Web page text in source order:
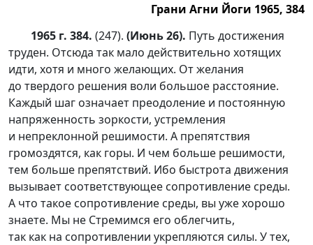
Грани Агни Йоги 1965, 384
1965 г. 384. (247). (Июнь 26). Путь достижения
труден. Отсюда так мало действительно хотящих
идти, хотя и много желающих. От желания
до твердого решения воли большое расстояние.
Каждый шаг означает преодоление и постоянную
напряженность зоркости, устремления
и непреклонной решимости. А препятствия
громоздятся, как горы. И чем больше решимости,
тем больше препятствий. Ибо быстрота движения
вызывает соответствующее сопротивление среды.
А что такое сопротивление среды, вы уже хорошо
знаете. Мы не Стремимся его облегчить,
так как на сопротивлении укрепляются силы. У тех,